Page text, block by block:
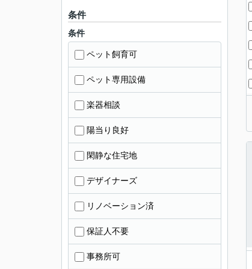
条件
条件
ペット飼育可
ペット専用設備
楽器相談
陽当り良好
閑静な住宅地
デザイナーズ
リノベーション済
保証人不要
事務所可